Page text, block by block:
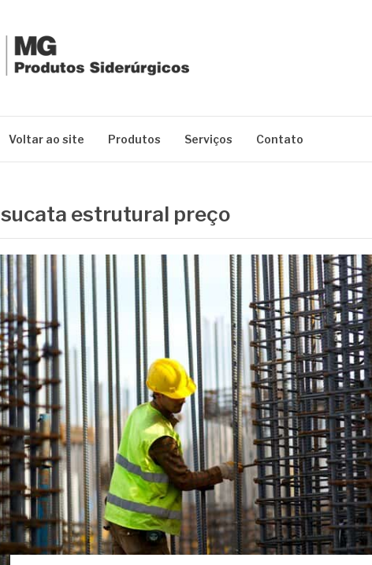
Voltar ao site Produtos Serviços Contato
sucata estrutural preço